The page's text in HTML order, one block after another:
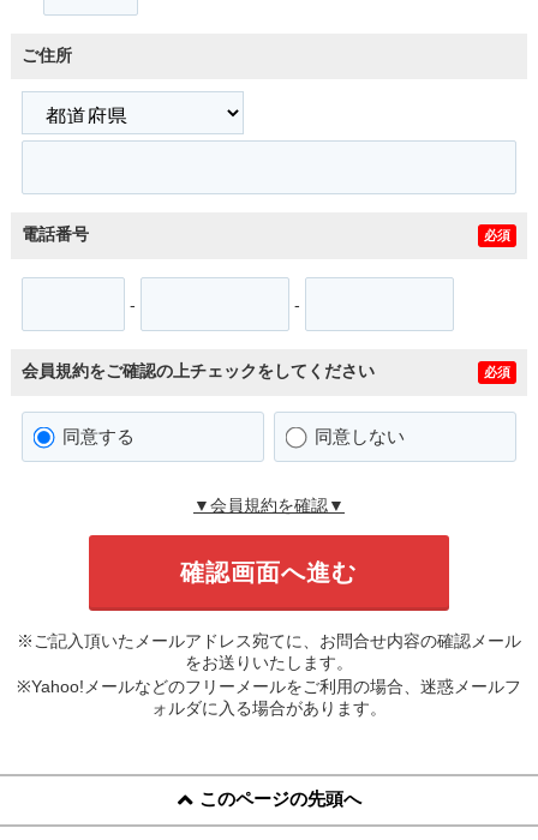
ご住所
電話番号 必須
- -
会員規約をご確認の上チェックをしてください 必須
同意する 同意しない
▼会員規約を確認▼
※ご記入頂いたメールアドレス宛てに、お問合せ内容の確認メール
をお送りいたします。
※Yahoo!メールなどのフリーメールをご利用の場合、迷惑メールフ
ォルダに入る場合があります。
このページの先頭へ